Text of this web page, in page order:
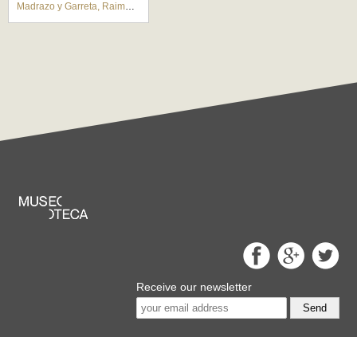
Madrazo y Garreta, Raimundo de
Receive our newsletter
Send